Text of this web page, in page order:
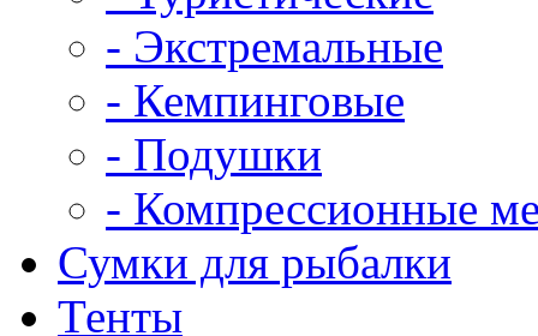
- Экстремальные
- Кемпинговые
- Подушки
- Компрессионные
Сумки для рыбалки
Тенты